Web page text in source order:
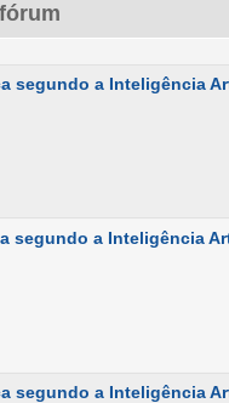
segundo a Inteligência
segundo a Inteligência
segundo a Inteligência